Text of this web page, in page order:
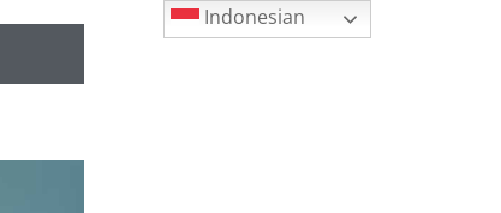
Indonesian